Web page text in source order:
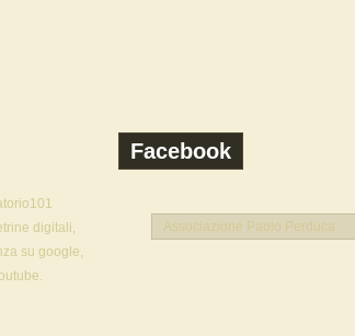
digitali,
su google,
Facebook
Associazione Paolo Perduca